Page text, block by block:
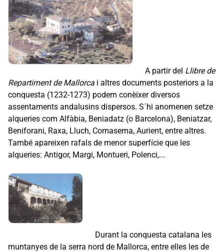
A partir del Llibre de
Repartiment de Mallorca i altres documents posteriors a la
conquesta (1232-1273) podem conèixer diversos
assentaments andalusins dispersos. S´hi anomenen setze
alqueries com Alfàbia, Beniadatz (o Barcelona), Beniatzar,
Beniforani, Raxa, Lluch, Comasema, Aurient, entre altres.
També apareixen rafals de menor superfície que les
alqueries: Antigor, Margi, Montueri, Polenci,...
Durant la conquesta catalana les
muntanyes de la serra nord de Mallorca, entre elles les de